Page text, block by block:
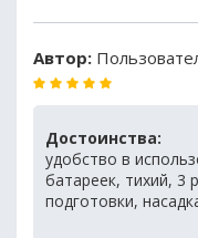
Автор:
Достоинства:
удобство в
батареек, тихий,
подготовки,